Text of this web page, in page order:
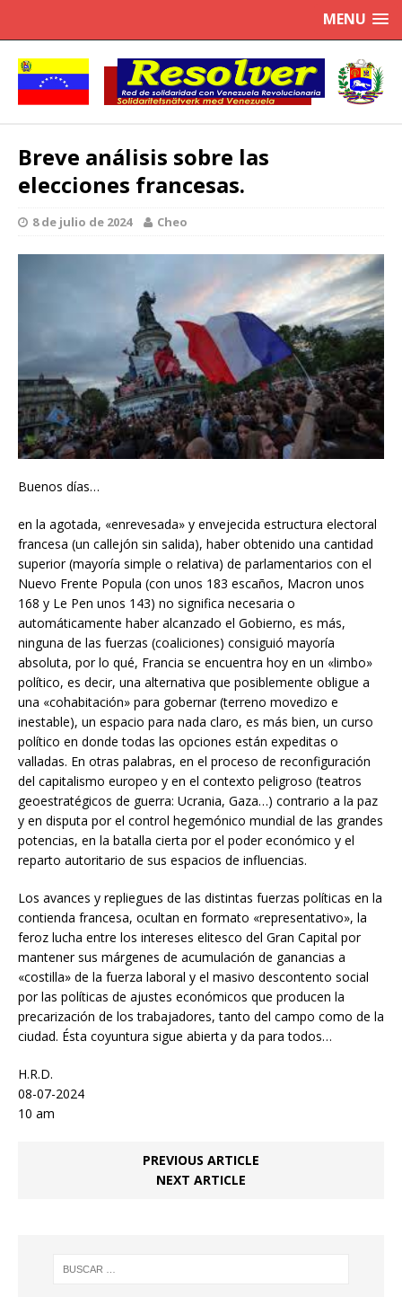
MENU
Breve análisis sobre las
elecciones francesas.
8 de julio de 2024 Cheo
Buenos días…
en la agotada, «enrevesada» y envejecida estructura electoral
francesa (un callejón sin salida), haber obtenido una cantidad
superior (mayoría simple o relativa) de parlamentarios con el
Nuevo Frente Popula (con unos 183 escaños, Macron unos
168 y Le Pen unos 143) no significa necesaria o
automáticamente haber alcanzado el Gobierno, es más,
ninguna de las fuerzas (coaliciones) consiguió mayoría
absoluta, por lo qué, Francia se encuentra hoy en un «limbo»
político, es decir, una alternativa que posiblemente obligue a
una «cohabitación» para gobernar (terreno movedizo e
inestable), un espacio para nada claro, es más bien, un curso
político en donde todas las opciones están expeditas o
valladas. En otras palabras, en el proceso de reconfiguración
del capitalismo europeo y en el contexto peligroso (teatros
geoestratégicos de guerra: Ucrania, Gaza…) contrario a la paz
y en disputa por el control hegemónico mundial de las grandes
potencias, en la batalla cierta por el poder económico y el
reparto autoritario de sus espacios de influencias.
Los avances y repliegues de las distintas fuerzas políticas en la
contienda francesa, ocultan en formato «representativo», la
feroz lucha entre los intereses elitesco del Gran Capital por
mantener sus márgenes de acumulación de ganancias a
«costilla» de la fuerza laboral y el masivo descontento social
por las políticas de ajustes económicos que producen la
precarización de los trabajadores, tanto del campo como de la
ciudad. Ésta coyuntura sigue abierta y da para todos…
H.R.D.
08-07-2024
10 am
PREVIOUS ARTICLE
NEXT ARTICLE